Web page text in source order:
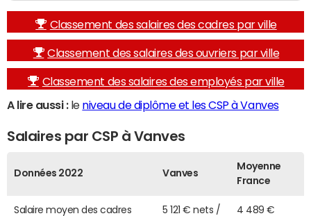
Classement des salaires des cadres par ville
Classement des salaires des ouvriers par ville
Classement des salaires des employés par ville
A lire aussi :le niveau de diplôme et les CSP à Vanves
Salaires par CSP à Vanves
Données 2022 Vanves
Moyenne
France
Salaire moyen des cadres
5 121 € nets /
4 489 €